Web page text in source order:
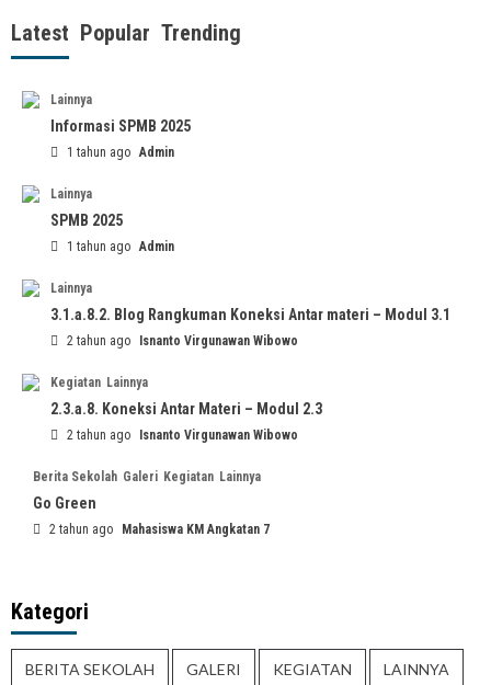
Latest Popular Trending
Lainnya
Informasi SPMB 2025
1 tahun ago Admin
Lainnya
SPMB 2025
1 tahun ago Admin
Lainnya
3.1.a.8.2. Blog Rangkuman Koneksi Antar materi – Modul 3.1
2 tahun ago Isnanto Virgunawan Wibowo
Kegiatan Lainnya
2.3.a.8. Koneksi Antar Materi – Modul 2.3
2 tahun ago Isnanto Virgunawan Wibowo
Berita Sekolah Galeri Kegiatan Lainnya
Go Green
2 tahun ago Mahasiswa KM Angkatan 7
Kategori
BERITA SEKOLAH GALERI KEGIATAN LAINNYA